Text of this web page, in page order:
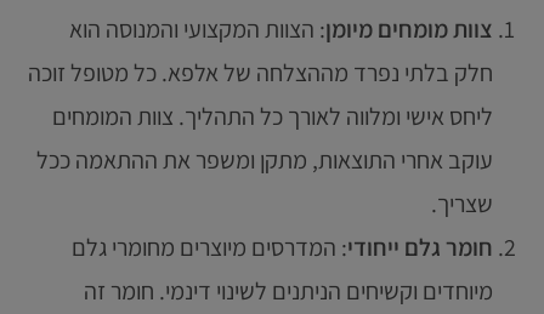
צוות מומחים מיומן: הצוות המקצועי והמנוסה הוא
חלק בלתי נפרד מההצלחה של אלפא. כל מטופל זוכה
ליחס אישי ומלווה לאורך כל התהליך. צוות המומחים
עוקב אחרי התוצאות, מתקן ומשפר את ההתאמה ככל
שצריך.
חומר גלם ייחודי: המדרסים מיוצרים מחומרי גלם
מיוחדים וקשיחים הניתנים לשינוי דינמי. חומר זה